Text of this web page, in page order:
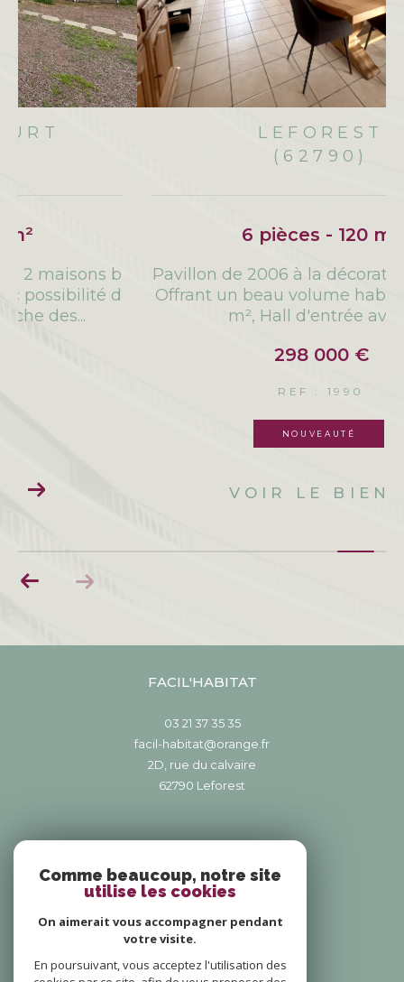
LEFOREST
6 pièces - 120 m²
Pavillon de 2006 à la décoration soignée...
Offrant un beau volume habitable de 120
m², Hall d'entrée avec...
VOIR LE BIEN
FACIL'HABITAT
03 21 37 35 35
facil-habitat@orange.fr
2D, rue du calvaire
62790
leforest
NOUS SUIVRE SUR
ADHÉRENTS
Comme beaucoup, notre site
utilise les cookies
On aimerait vous accompagner pendant
votre visite.
En poursuivant, vous acceptez l'utilisation des